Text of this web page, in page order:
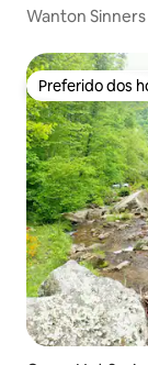
Wanton
Preferido dos
Preferido dos